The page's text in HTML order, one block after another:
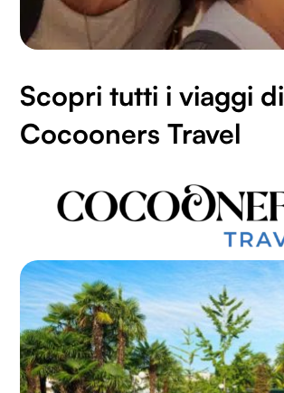
Scopri tutti i viaggi di
Cocooners Travel